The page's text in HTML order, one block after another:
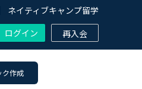
ネイティブキャンプ留学
ログイン 再入会
ク作成